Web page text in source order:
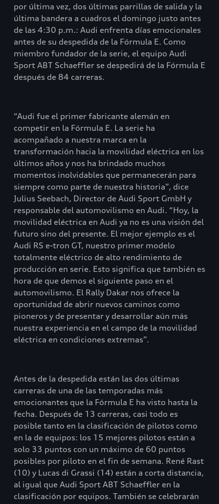
por última vez, dos últimas parrillas de salida y la
última bandera a cuadros el domingo justo antes
de las 4:30 p.m.: Audi enfrenta días emocionales
antes de su despedida de la Fórmula E. Como
miembro fundador de la serie, el equipo Audi
Sport ABT Schaeffler se despedirá de la Fórmula E
después de 84 carreras.
“Audi fue el primer fabricante alemán en
competir en la Fórmula E. La serie ha
acompañado a nuestra marca en la
transformación hacia la movilidad eléctrica en los
últimos años y nos ha brindado muchos
momentos inolvidables que permanecerán para
siempre como parte de nuestra historia”, dice
Julius Seebach, Director de Audi Sport GmbH y
responsable del automovilismo en Audi. “Hoy, la
movilidad eléctrica en Audi ya no es una visión del
futuro sino del presente. El mejor ejemplo es el
Audi RS e-tron GT, nuestro primer modelo
totalmente eléctrico de alto rendimiento de
producción en serie. Esto significa que también es
hora de que demos el siguiente paso en el
automovilismo. El Rally Dakar nos ofrece la
oportunidad de abrir nuevos caminos como
pioneros y de presentar y desarrollar aún más
nuestra experiencia en el campo de la movilidad
eléctrica en condiciones extremas”.
Antes de la despedida están las dos últimas
carreras de una de las temporadas más
emocionantes que la Fórmula E ha visto hasta la
fecha. Después de 13 carreras, casi todo es
posible tanto en la clasificación de pilotos como
en la de equipos: los 15 mejores pilotos están a
solo 33 puntos con un máximo de 60 puntos
posibles por piloto en el fin de semana. René Rast
(10) y Lucas di Grassi (14) están a corta distancia,
al igual que Audi Sport ABT Schaeffler en la
clasificación por equipos. También se celebrarán